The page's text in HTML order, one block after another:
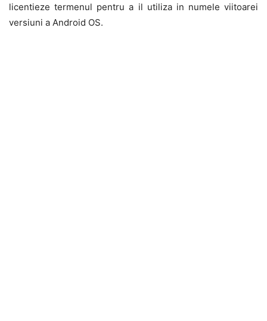
licentieze termenul pentru a il utiliza in numele viitoarei
versiuni a Android OS.